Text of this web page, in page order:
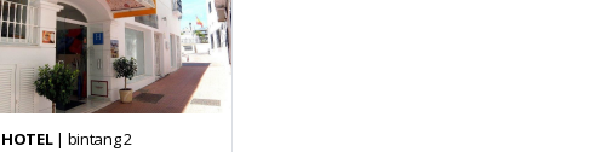
HOTEL| bintang 2